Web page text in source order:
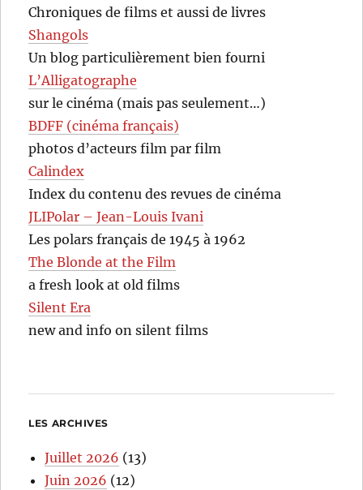
Chroniques de films et aussi de livres
Shangols
Un blog particulièrement bien fourni
L’Alligatographe
sur le cinéma (mais pas seulement…)
BDFF (cinéma français)
photos d’acteurs film par film
Calindex
Index du contenu des revues de cinéma
JLIPolar – Jean-Louis Ivani
Les polars français de 1945 à 1962
The Blonde at the Film
a fresh look at old films
Silent Era
new and info on silent films
LES ARCHIVES
Juillet 2026 (13)
Juin 2026 (12)